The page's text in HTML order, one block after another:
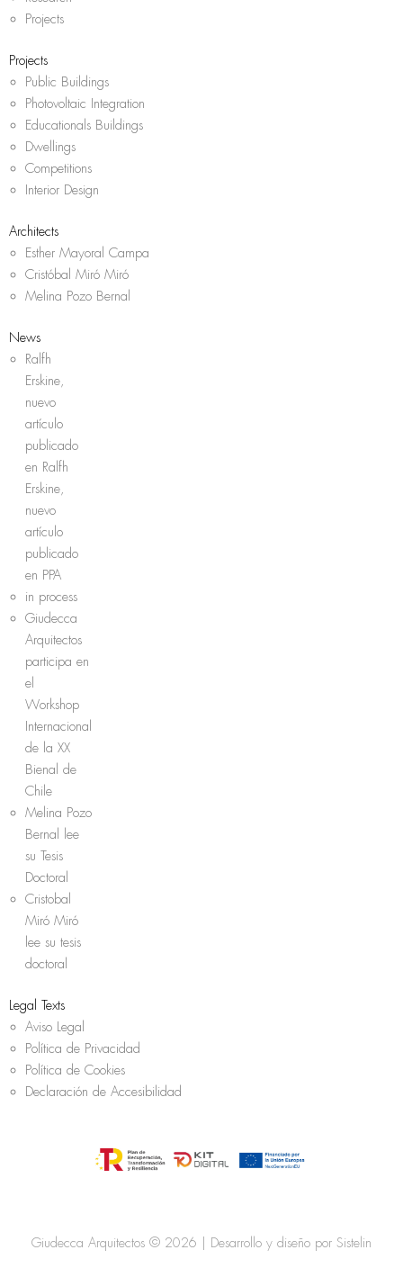
Projects
Projects
Public Buildings
Photovoltaic Integration
Educationals Buildings
Dwellings
Competitions
Interior Design
Architects
Esther Mayoral Campa
Cristóbal Miró Miró
Melina Pozo Bernal
News
Ralfh
Erskine,
nuevo
artículo
publicado
en Ralfh
Erskine,
nuevo
artículo
publicado
en PPA
in process
Giudecca
Arquitectos
participa en
el
Workshop
Internacional
de la XX
Bienal de
Chile
Melina Pozo
Bernal lee
su Tesis
Doctoral
Cristobal
Miró Miró
lee su tesis
doctoral
Legal Texts
Aviso Legal
Política de Privacidad
Política de Cookies
Declaración de Accesibilidad
Giudecca Arquitectos © 2026 | Desarrollo y diseño por Sistelin